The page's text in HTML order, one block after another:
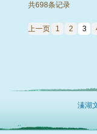
共698条记录
上一页 1 2 3
溱湖